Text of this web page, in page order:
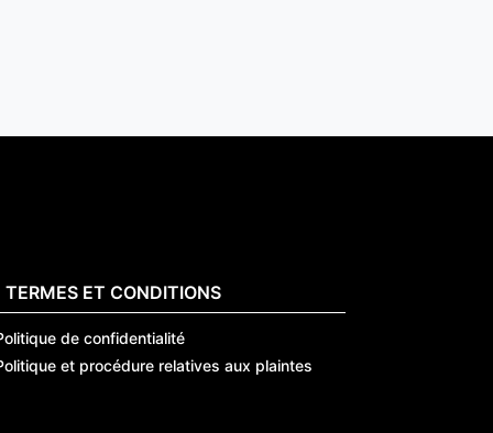
TERMES ET CONDITIONS
de confidentialité
et procédure relatives aux plaintes